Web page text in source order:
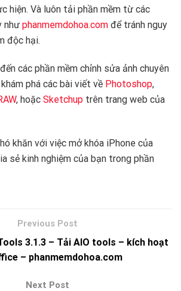
hiện. Và luôn tải phần mềm từ các
như phanmemdohoa.com để tránh nguy
độc hại.
các phần mềm chỉnh sửa ảnh chuyên
phá các bài viết về Photoshop,
, hoặc Sketchup trên trang web của
khăn với việc mở khóa iPhone của
sẻ kinh nghiệm của bạn trong phần
3.1.3 – Tải AIO tools – kích hoạt
– phanmemdohoa.com